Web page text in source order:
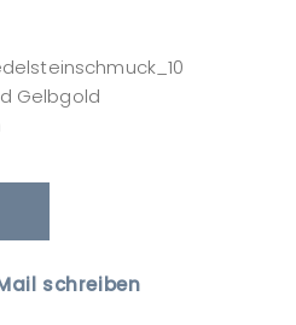
Gelbgold
schreiben